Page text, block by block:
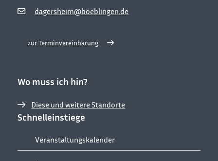
dagersheim@boeblingen.de
zur Terminvereinbarung
Wo muss ich hin?
Diese und weitere Standorte
Schnelleinstiege
Veranstaltungskalender